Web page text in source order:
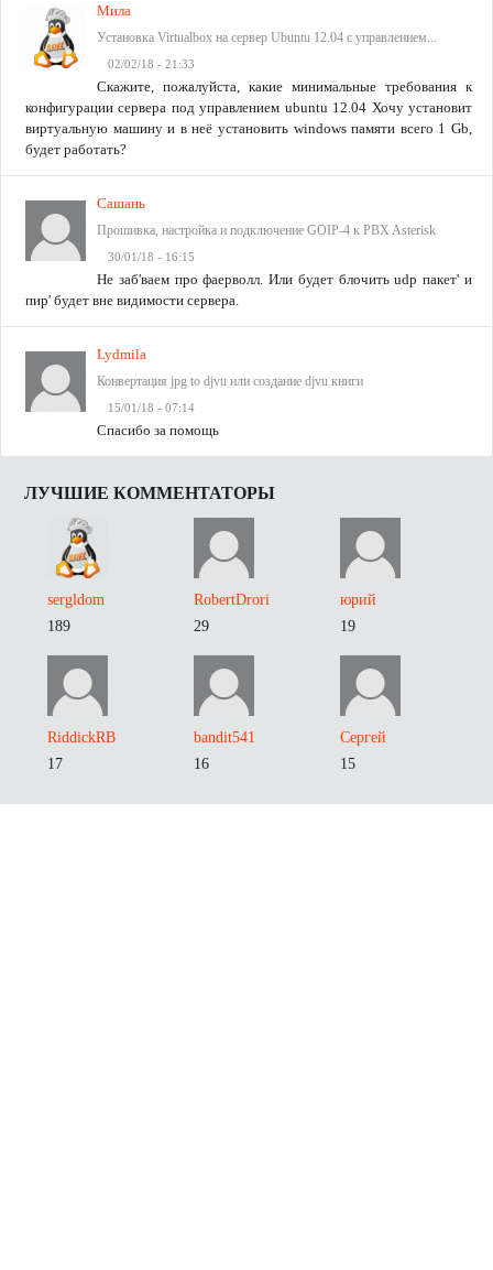
Мила
Установка Virtualbox на сервер Ubuntu 12.04 с управлением...
02/02/18 - 21:33
Скажите, пожалуйста, какие минимальные требования к
конфигурации сервера под управлением ubuntu 12.04 Хочу установит
виртуальную машину и в неё установить windows памяти всего 1 Gb,
будет работать?
Сашань
Прошивка, настройка и подключение GOIP-4 к PBX Asterisk
30/01/18 - 16:15
Не заб'ваем про фаерволл. Или будет блочить udp пакет' и
пир' будет вне видимости сервера.
Lydmila
Конвертация jpg to djvu или создание djvu книги
15/01/18 - 07:14
Спасибо за помощь
ЛУЧШИЕ КОММЕНТАТОРЫ
sergldom
189
RobertDrori
29
юрий
19
RiddickRB
17
bandit541
16
Сергей
15